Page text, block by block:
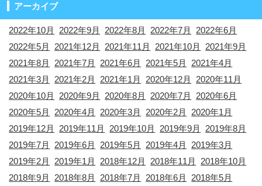
アーカイブ
2022年10月 2022年9月 2022年8月 2022年7月
2022年6月
2022年5月
2021年12月 2021年11月 2021年10月
2021年9月
2021年8月
2021年7月 2021年6月 2021年5月
2021年4月
2021年3月
2021年2月 2021年1月 2020年12月
2020年11月
2020年10月
2020年9月 2020年8月 2020年7月
2020年6月
2020年5月
2020年4月 2020年3月 2020年2月
2020年1月
2019年12月
2019年11月 2019年10月 2019年9月
2019年8月
2019年7月
2019年6月 2019年5月 2019年4月
2019年3月
2019年2月
2019年1月 2018年12月 2018年11月
2018年10月
2018年9月
2018年8月 2018年7月 2018年6月
2018年5月